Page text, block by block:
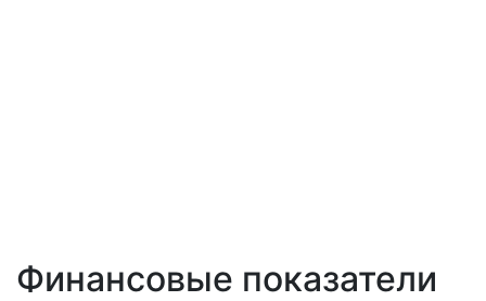
Финансовые показатели